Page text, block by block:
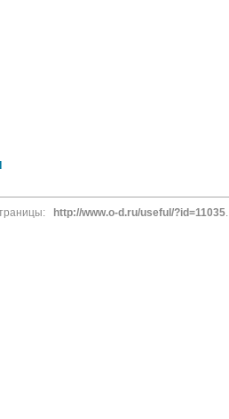
http://www.o-d.ru/useful/?id=11035